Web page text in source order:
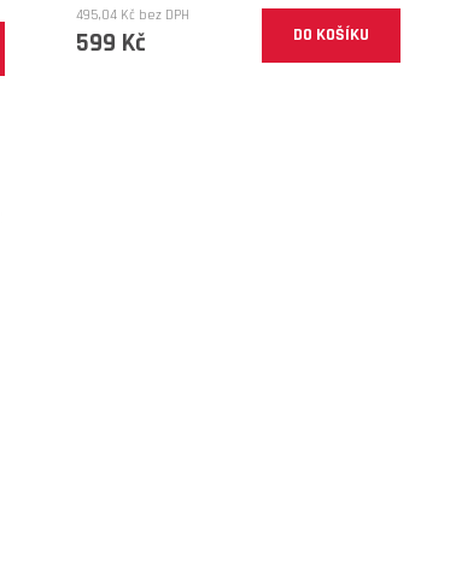
495,04 Kč bez DPH
599 Kč DO KOŠÍKU